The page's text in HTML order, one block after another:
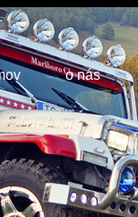
o nás